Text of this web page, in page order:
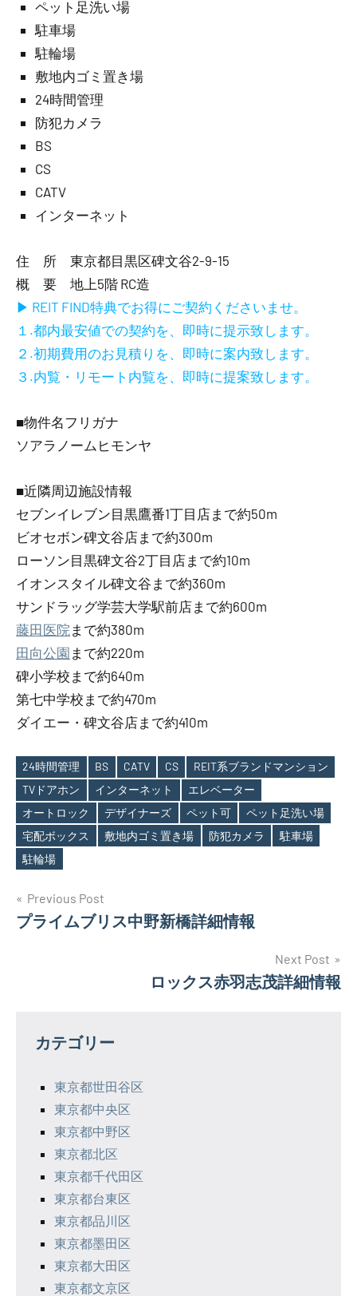
ペット足洗い場
駐車場
駐輪場
敷地内ゴミ置き場
24時間管理
防犯カメラ
BS
CS
CATV
インターネット
住 所 東京都目黒区碑文谷2-9-15
概 要 地上5階 RC造
▶ REIT FIND特典でお得にご契約くださいませ。
１.都内最安値での契約を、即時に提示致します。
２.初期費用のお見積りを、即時に案内致します。
３.内覧・リモート内覧を、即時に提案致します。
■物件名フリガナ
ソアラノームヒモンヤ
■近隣周辺施設情報
セブンイレブン目黒鷹番1丁目店まで約50m
ビオセボン碑文谷店まで約300m
ローソン目黒碑文谷2丁目店まで約10m
イオンスタイル碑文谷まで約360m
サンドラッグ学芸大学駅前店まで約600m
藤田医院 まで約380m
田向公園 まで約220m
碑小学校まで約640m
第七中学校まで約470m
ダイエー・碑文谷店まで約410m
Tags
24時間管理 BS CATV CS
REIT系ブランドマンション
TVドアホン
インターネット
エレベーター
オートロック
デザイナーズ ペット可
ペット足洗い場
宅配ボックス
敷地内ゴミ置き場 防犯カメラ
駐車場
駐輪場
投
稿
ー
Previous Post
プライムブリス中野新橋詳細情報
Next Post
ロックス赤羽志茂詳細情報
カテゴリー
東京都世田谷区
東京都中央区
東京都中野区
東京都北区
東京都千代田区
東京都台東区
東京都品川区
東京都墨田区
東京都大田区
東京都文京区